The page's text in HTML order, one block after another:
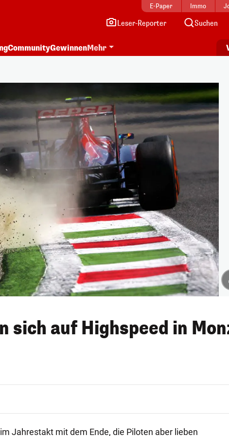
E-Paper Immo
Leser-Reporter Suchen
CommunityGewinnenMehr
sich auf Highspeed in
Jahrestakt mit dem Ende, die Piloten aber lieben